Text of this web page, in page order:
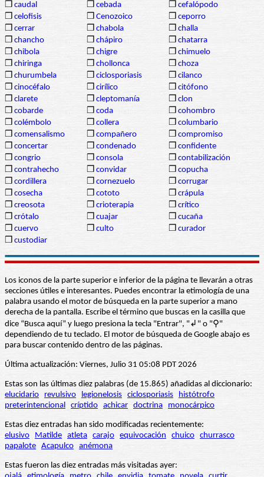
❒ caudal ❒ cebada ❒ cefalópodo
❒ celofisis ❒ Cenozoico ❒ ceporro
❒ cerrar ❒ chabola ❒ challa
❒ chancho ❒ chápiro ❒ chatarra
❒ chibola ❒ chigre ❒ chimuelo
❒ chiringa ❒ chollonca ❒ choza
❒ churumbela ❒ ciclosporiasis ❒ cilanco
❒ cinocéfalo ❒ cirílico ❒ citófono
❒ clarete ❒ cleptomanía ❒ clon
❒ cobarde ❒ coda ❒ cohombro
❒ colémbolo ❒ collera ❒ columbario
❒ comensalismo ❒ compañero ❒ compromiso
❒ concertar ❒ condenado ❒ confidente
❒ congrio ❒ consola ❒ contabilización
❒ contrahecho ❒ convidar ❒ copucha
❒ cordillera ❒ cornezuelo ❒ corrugar
❒ cosecha ❒ cototo ❒ crápula
❒ creosota ❒ crioterapia ❒ crítico
❒ crótalo ❒ cuajar ❒ cucaña
❒ cuervo ❒ culto ❒ curador
❒ custodiar
Los iconos de la parte superior e inferior de la página te llevarán a otras
secciones útiles e interesantes. Puedes encontrar la etimología de una
palabra usando el motor de búsqueda en la parte superior a mano
derecha de la pantalla. Escribe el término que buscas en la casilla que
dice “Busca aquí” y luego presiona la tecla "Entrar", "↲" o "⚲"
dependiendo de tu teclado. El motor de búsqueda de Google abajo es
para buscar contenido dentro de las páginas.
Última actualización: Viernes, Julio 31 05:08 PDT 2026
Estas son las últimas diez palabras (de 15.865) añadidas al diccionario:
elucidario
revulsivo legionelosis ciclosporiasis
histótrofo
preterintencional críptido achicar doctrina monocárpico
Estas diez entradas han sido modificadas recientemente:
elusivo
Matilde atleta carajo equivocación chuico churrasco
papalote Acapulco anémona
Estas fueron las diez entradas más visitadas ayer: